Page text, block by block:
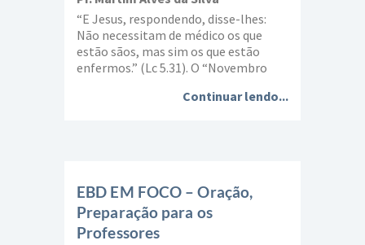
“E Jesus, respondendo, disse-lhes:
Não necessitam de médico os que
estão sãos, mas sim os que estão
enfermos.” (Lc 5.31). O “Novembro
conscientização realizada por
prevenção […]
Continuar lendo...
EBD EM FOCO – Oração,
Preparação para os
Professores